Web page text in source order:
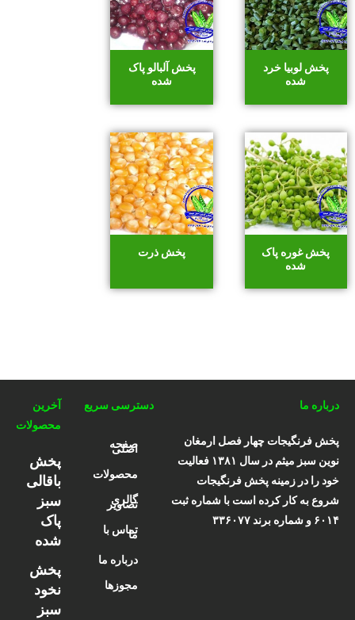
پخش لوبیا خرد
شده
پخش آلبالو پاک
شده
پخش غوره پاک
شده
پخش ذرت
درباره ما
پخش فرنگیجات چهار فصل ارمغان
نوین سبز میثم در سال ۱۳۸۱ فعالیت
خود را در زمینه پخش فرنگیجات
شروع به کار کرده است با شماره ثبت
۶۰۱۴ و شماره برند ۳۳۶۰۷۷
دسترسی سریع
صفحه
اصلی
محصولات
گالری
تصاویر
تماس با
ما
درباره ما
مجوزها
آخرین
محصولات
پخش
باقالی
سبز
پاک
شده
پخش
نخود
سبز